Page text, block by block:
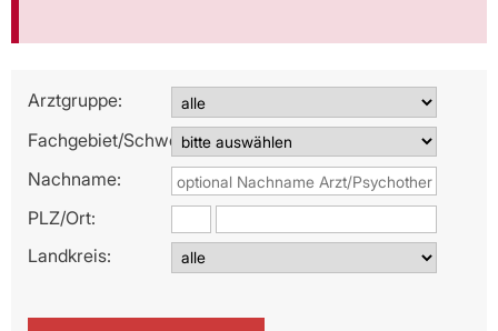
Arztgruppe:
Fachgebiet/Schwerpunkt:
Nachname:
PLZ/Ort:
Landkreis: